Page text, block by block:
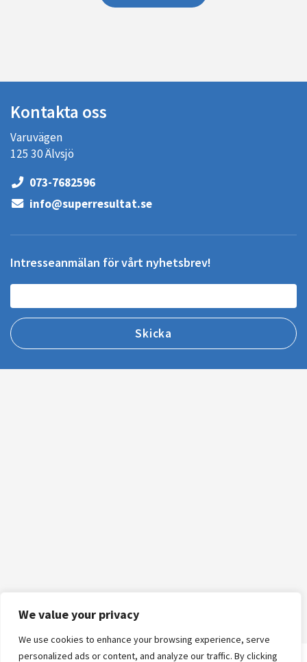
We value your privacy
We use cookies to enhance your browsing experience, serve
personalized ads or content, and analyze our traffic. By clicking
Kontakta oss
Varuvägen
125 30 Älvsjö
073-7682596
info@superresultat.se
Intresseanmälan för vårt nyhetsbrev!